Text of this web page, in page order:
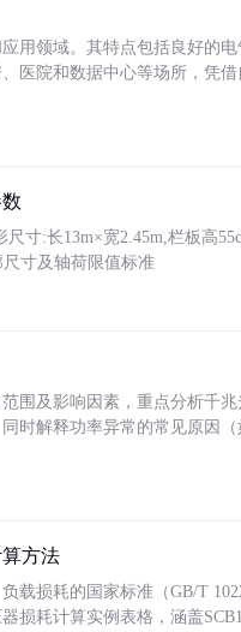
用领域。其特点包括良好的
医院和数据中心等场所，凭
寸:长13m×宽2.45m,栏板高
寸及轴荷限值标准
围及影响因素，重点分析千
时解释功率异常的常见原因
方法
载损耗的国家标准（GB/T
损耗计算实例表格，涵盖